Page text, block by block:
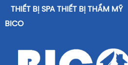
THIẾT BỊ SPA THIẾT BỊ THẨM MỸ
BICO